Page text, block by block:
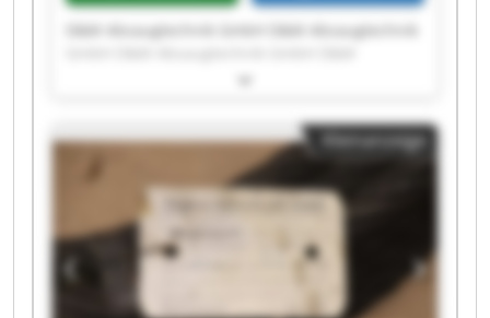
D&M Absaugtechnik GmbH D&M Absaugtechnik
Absaugtechnik GmbH D&M Absaugtechnik
Absaugtechnik GmbH D&M Absaugtechnik
GmbH D&M Absaugtechnik GmbH D&M
Absaugtechnik GmbH D&M Absaugtechnik
GmbH D&M Absaugtechnik GmbH D&M
Absaugtechnik GmbH D&M Absaugtechnik
GmbH D&M Absaugtechnik GmbH D&M
Absaugtechnik GmbH D&M Absaugtechnik
GmbH D&M Absaugtechnik GmbH D&M
Absaugtechnik GmbH D&M Absaugtechnik
Kleinanzeige